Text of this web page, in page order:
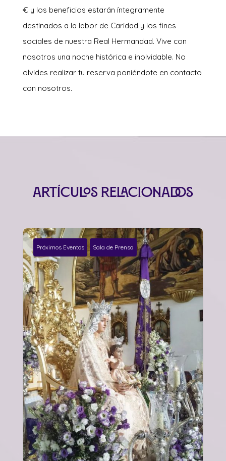
€ y los beneficios estarán íntegramente
destinados a la labor de Caridad y los fines
sociales de nuestra Real Hermandad. Vive con
nosotros una noche histórica e inolvidable. No
olvides realizar tu reserva poniéndote en contacto
con nosotros.
Artículos relacionados
Próximos Eventos Sala de Prensa